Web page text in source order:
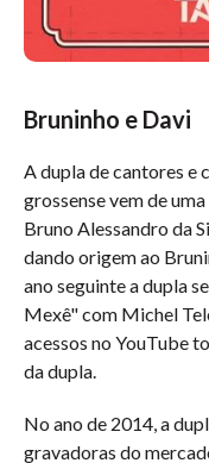
Bruninho e Davi
A dupla de cantores e
grossense vem de
Bruno Alessandro da
dando origem ao
ano seguinte a dupla
Mexê" com Michel
acessos no YouTube
da dupla.
No ano de 2014, a
gravadoras do